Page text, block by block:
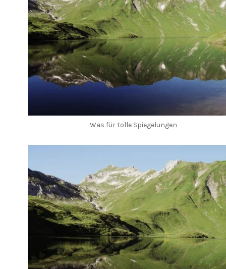
Was für tolle Spiegelungen